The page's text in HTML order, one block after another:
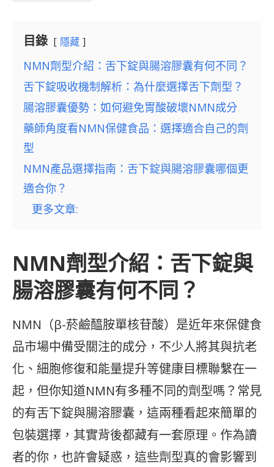
目錄 隱藏
NMN劑型介紹：舌下錠與腸溶膠囊有何不同？
舌下錠吸收機制解析：為什麼選擇舌下劑型？
腸溶膠囊優勢：如何避免胃酸破壞NMN成分
藥師角度看NMN保健食品：選擇適合自己的劑
型
NMN產品選擇指南：舌下錠與腸溶膠囊哪個更
適合你？
更多文章:
NMN劑型介紹：舌下錠與
腸溶膠囊有何不同？
NMN（β-菸鹼醯胺單核苷酸）是近年來保健食
品市場中備受關注的成分，不少人將其與抗老
化、細胞修復和能量提升等健康目標聯繫在一
起，但你知道NMN有多種不同的劑型嗎？常見
的有舌下錠與腸溶膠囊，這兩種看起來簡單的
包裝選擇，其實背後都藏有一套原理。作為讀
者的你，也許會疑惑，這些劑型真的會影響到